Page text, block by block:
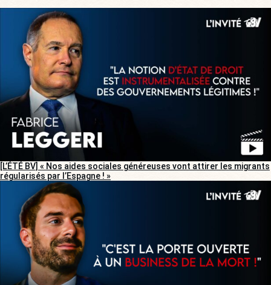
[L’ÉTÉ BV] « Nos aides sociales généreuses vont attirer les migrants
régularisés par l’Espagne ! »